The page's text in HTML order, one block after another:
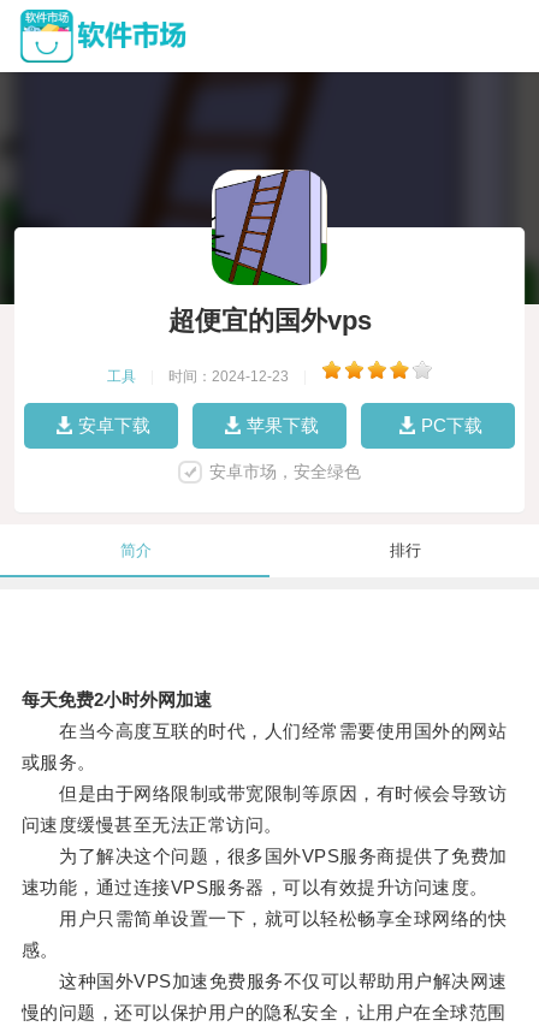
超便宜的国外vps
工具 时间：2024-12-23
安卓下载 苹果下载 PC下载
安卓市场，安全绿色
简介 排行
每天免费2小时外网加速
在当今高度互联的时代，人们经常需要使用国外的网站
或服务。
但是由于网络限制或带宽限制等原因，有时候会导致访
问速度缓慢甚至无法正常访问。
为了解决这个问题，很多国外VPS服务商提供了免费加
速功能，通过连接VPS服务器，可以有效提升访问速度。
用户只需简单设置一下，就可以轻松畅享全球网络的快
感。
这种国外VPS加速免费服务不仅可以帮助用户解决网速
慢的问题，还可以保护用户的隐私安全，让用户在全球范围